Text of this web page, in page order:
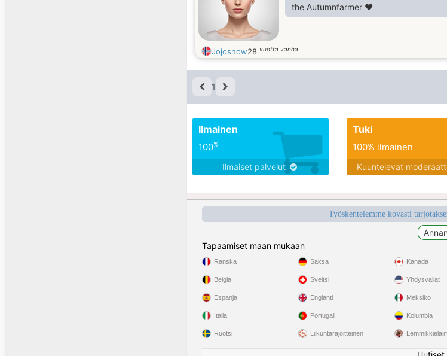
the Autumnfarmer ❤️
Jojosnow28 vuotta vanha
1
Ilmainen
100%
Ilmaiset palvelut
Tuki
100% ilmainen
Kuuntelevat
Työskentelemme kovasti
Tapaamiset maan mukaan
Ranska
Belgia
Espanja
Italia
Ruotsi
Saksa
Sveitsi
Englanti
Portugali
Liikuntarajoitteinen
Kanada
Yhdysvallat
Meksiko
Kolumbia